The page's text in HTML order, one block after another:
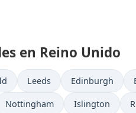
en Reino Unido
Leeds Edinburgh
Nottingham Islington